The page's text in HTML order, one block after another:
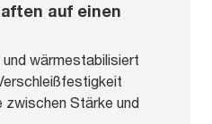
auf einen
wärmestabilisiert
zwischen Stärke und